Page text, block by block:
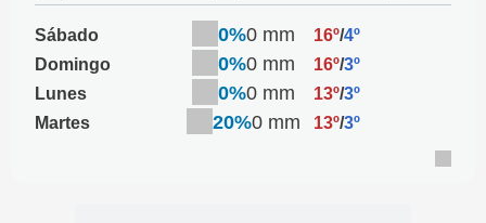
Sábado 0%0 mm 16º/4º
Domingo
0%0 mm 16º/3º
Lunes
0%0 mm 13º/3º
Martes
20%0 mm 13º/3º